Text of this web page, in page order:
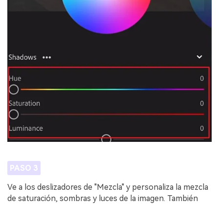
PASO 3
Ve a los deslizadores de "Mezcla" y personaliza la mezcla
de saturación, sombras y luces de la imagen. También